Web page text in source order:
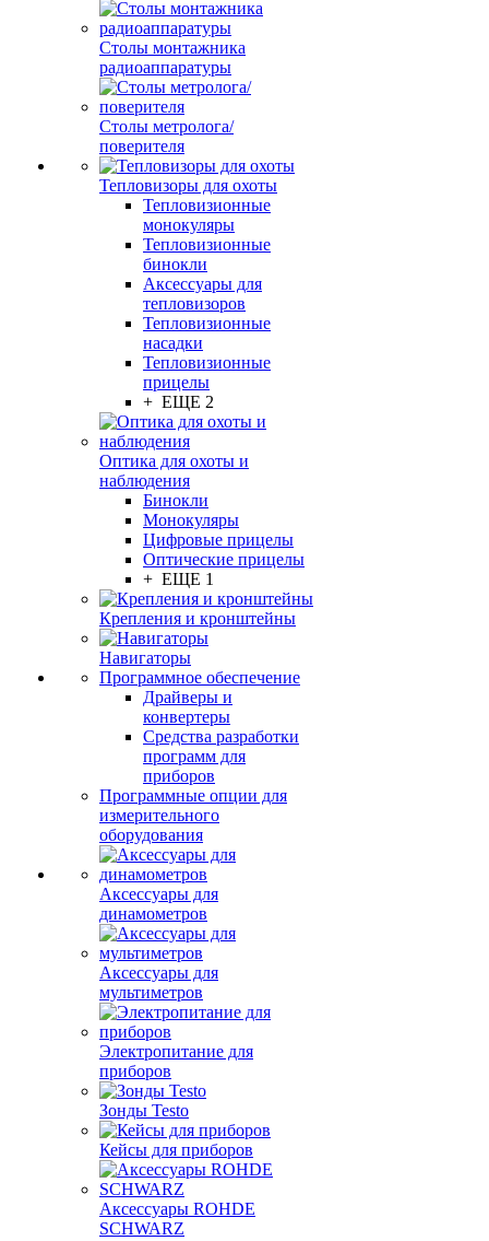
Столы монтажника
радиоаппаратуры
Столы метролога/
поверителя
Тепловизоры для охоты
Тепловизионные
монокуляры
Тепловизионные
бинокли
Аксессуары для
тепловизоров
Тепловизионные
насадки
Тепловизионные
прицелы
+ ЕЩЕ 2
Оптика для охоты и
наблюдения
Бинокли
Монокуляры
Цифровые прицелы
Оптические прицелы
+ ЕЩЕ 1
Крепления и кронштейны
Навигаторы
Программное обеспечение
Драйверы и
конвертеры
Средства разработки
программ для
приборов
Программные опции для
измерительного
оборудования
Аксессуары для
динамометров
Аксессуары для
мультиметров
Электропитание для
приборов
Зонды Testo
Кейсы для приборов
Аксессуары ROHDE
SCHWARZ